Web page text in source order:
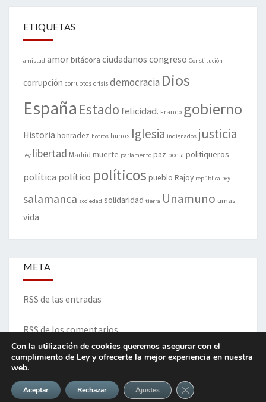
ETIQUETAS
amistad amorbitácora ciudadanos congreso Constitución
corrupción corruptos crisis democracia Dios
España Estado felicidad. Franco gobierno
Historia honradez hotros hunos Iglesia indignados justicia
ley libertad Madrid muerte parlamento paz poeta politiqueros
política político políticos pueblo Rajoy república rey
salamanca sociedad solidaridad tierra Unamuno urnas
vida
META
RSS de las entradas
RSS de los comentarios
Con la utilización de cookies queremos asegurar con el
cumplimiento de Ley y ofrecerte la mejor experiencia en nuestra
web.
Aceptar Rechazar Ajustes Cerrar el banner de